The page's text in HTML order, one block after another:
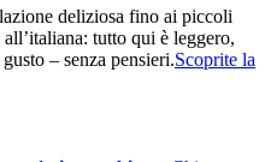
deliziosa fino ai piccoli
tutto qui è leggero,
– senza pensieri.Scoprite la